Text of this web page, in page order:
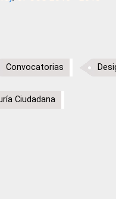
Convocatorias
Ciudadana